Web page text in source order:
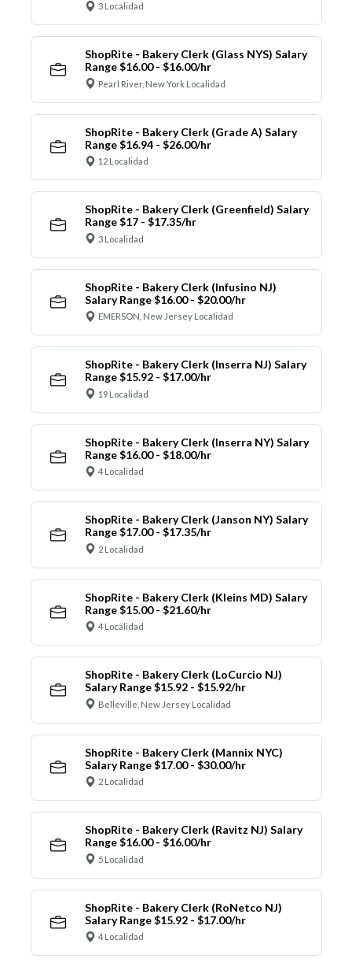
3 Localidad
ShopRite - Bakery Clerk (Glass NYS) Salary
Range $16.00 - $16.00/hr
Pearl River, New York Localidad
ShopRite - Bakery Clerk (Grade A) Salary
Range $16.94 - $26.00/hr
12 Localidad
ShopRite - Bakery Clerk (Greenfield) Salary
Range $17 - $17.35/hr
3 Localidad
ShopRite - Bakery Clerk (Infusino NJ)
Salary Range $16.00 - $20.00/hr
EMERSON, New Jersey Localidad
ShopRite - Bakery Clerk (Inserra NJ) Salary
Range $15.92 - $17.00/hr
19 Localidad
ShopRite - Bakery Clerk (Inserra NY) Salary
Range $16.00 - $18.00/hr
4 Localidad
ShopRite - Bakery Clerk (Janson NY) Salary
Range $17.00 - $17.35/hr
2 Localidad
ShopRite - Bakery Clerk (Kleins MD) Salary
Range $15.00 - $21.60/hr
4 Localidad
ShopRite - Bakery Clerk (LoCurcio NJ)
Salary Range $15.92 - $15.92/hr
Belleville, New Jersey Localidad
ShopRite - Bakery Clerk (Mannix NYC)
Salary Range $17.00 - $30.00/hr
2 Localidad
ShopRite - Bakery Clerk (Ravitz NJ) Salary
Range $16.00 - $16.00/hr
5 Localidad
ShopRite - Bakery Clerk (RoNetco NJ)
Salary Range $15.92 - $17.00/hr
4 Localidad